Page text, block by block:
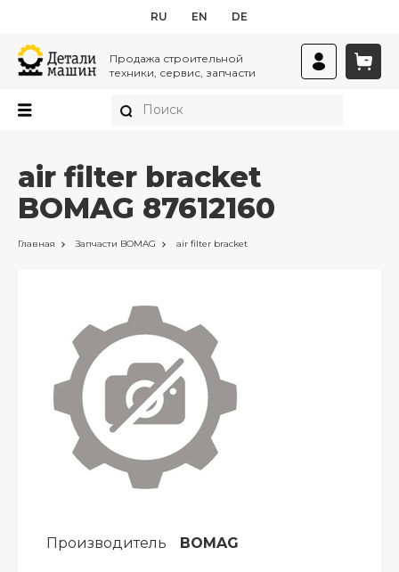
RU EN DE
Продажа строительной
техники, сервис, запчасти
air filter bracket
BOMAG 87612160
Главная Запчасти BOMAG air filter bracket
Производитель BOMAG